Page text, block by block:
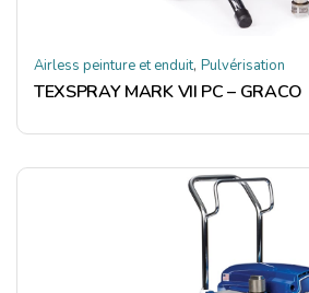
Airless peinture et enduit, Pulvérisation
TEXSPRAY MARK VII PC – GRACO